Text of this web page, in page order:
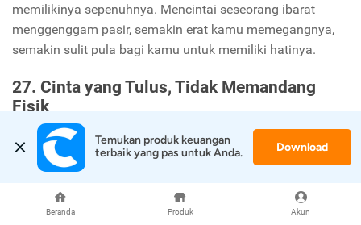
Beranda Produk Akun
memilikinya sepenuhnya. Mencintai seseorang ibarat
menggenggam pasir, semakin erat kamu memegangnya,
semakin sulit pula bagi kamu untuk memiliki hatinya.
27. Cinta yang Tulus, Tidak Memandang
Fisik
"Aku jatuh cinta dengan kecantikan di dalam jiwamu,
kecantikan fisikmu adalah tambahan" - Akanksha Gulia
"I'm in love with the beauty in your soul, your beautiful body
is just an add on" - Akanksha Gulia
Temukan produk keuangan
terbaik yang pas untuk Anda.
Download